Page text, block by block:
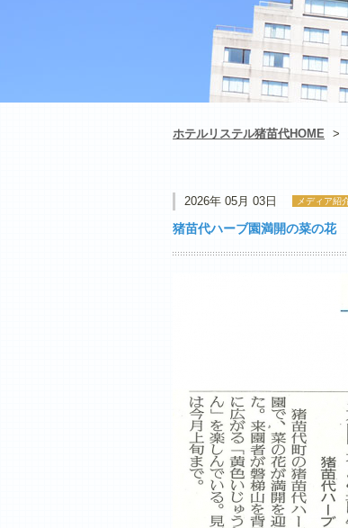
ホテルリステル猪苗代HOME >
2026年 05月 03日 メディア紹
猪苗代ハーブ園満開の菜の